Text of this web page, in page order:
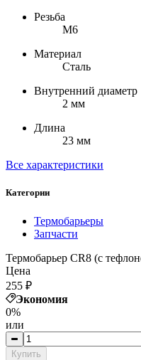
Резьба
М6
Материал
Сталь
Внутренний диаметр
2 мм
Длина
23 мм
Все характеристики
Категории
Термобарьеры
Запчасти
Термобарьер CR8 (с
Цена
255 ₽
Экономия
0%
или
Купить